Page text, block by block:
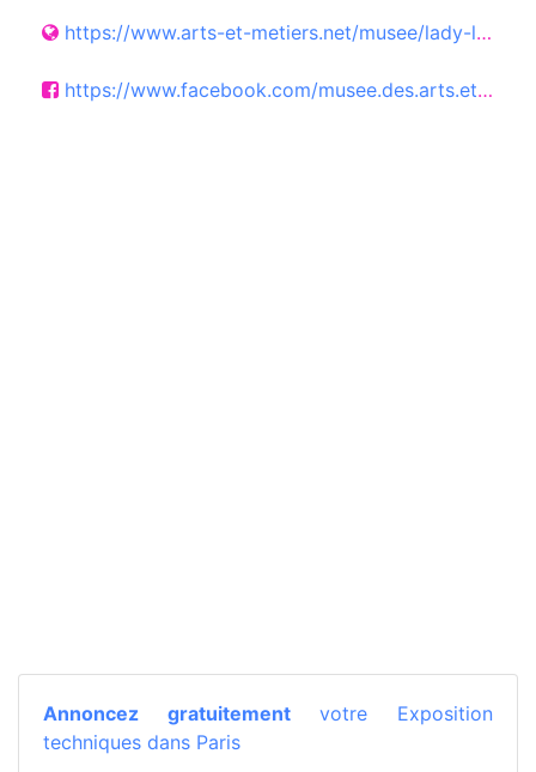
https://www.arts-et-metiers.net/musee/lady-liberty-de-la-sueur-de-laudace-du-genie
https://www.facebook.com/musee.des.arts.et.metiers
Annoncez gratuitementvotre Exposition
techniques dans Paris